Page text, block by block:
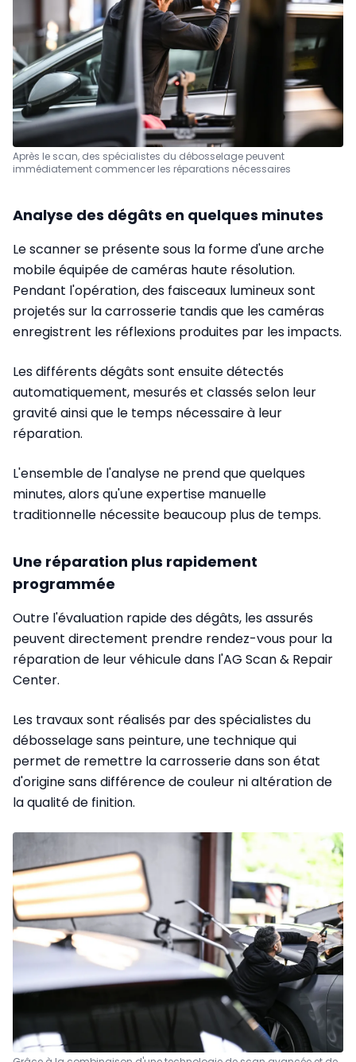
Après le scan, des spécialistes du débosselage peuvent
immédiatement commencer les réparations nécessaires
Analyse des dégâts en quelques minutes
Le scanner se présente sous la forme d'une arche
mobile équipée de caméras haute résolution.
Pendant l'opération, des faisceaux lumineux sont
projetés sur la carrosserie tandis que les caméras
enregistrent les réflexions produites par les impacts.
Les différents dégâts sont ensuite détectés
automatiquement, mesurés et classés selon leur
gravité ainsi que le temps nécessaire à leur
réparation.
L'ensemble de l'analyse ne prend que quelques
minutes, alors qu'une expertise manuelle
traditionnelle nécessite beaucoup plus de temps.
Une réparation plus rapidement
programmée
Outre l'évaluation rapide des dégâts, les assurés
peuvent directement prendre rendez-vous pour la
réparation de leur véhicule dans l'AG Scan & Repair
Center.
Les travaux sont réalisés par des spécialistes du
débosselage sans peinture, une technique qui
permet de remettre la carrosserie dans son état
d'origine sans différence de couleur ni altération de
la qualité de finition.